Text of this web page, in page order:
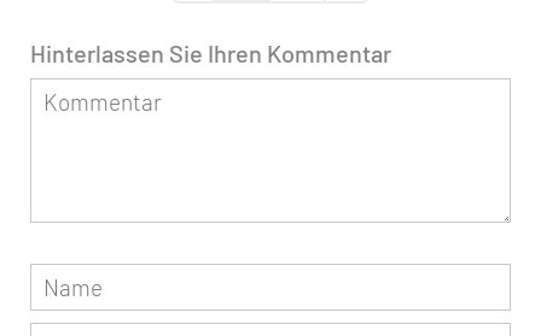
Hinterlassen Sie Ihren Kommentar